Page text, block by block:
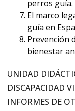
perros guía.
El marco
guía en
Prevención
bienestar
UNIDAD
DISCAPACIDAD
INFORMES DE